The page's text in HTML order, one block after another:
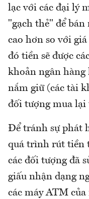
lạc với các đại lý
"gạch thẻ" để
cao hơn so với
đó tiền sẽ được
khoản ngân hàng
nắm giữ (các tài
đối tượng mua
Để tránh sự phát
quá trình rút tiền
các đối tượng đã
giấu nhận dạng
các máy ATM